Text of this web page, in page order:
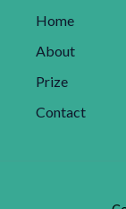
Home
About
Prize
Contact